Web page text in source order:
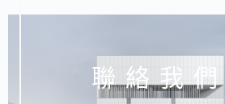
聯絡我們